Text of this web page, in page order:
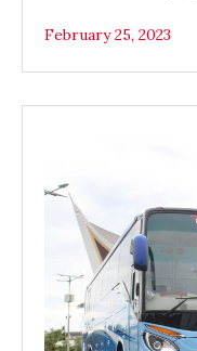
February 25, 2023